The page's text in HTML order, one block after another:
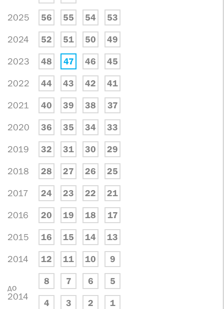
2025 56 55 54 53
2024 52 51 50 49
2023 48 47 46 45
2022 44 43 42 41
2021 40 39 38 37
2020 36 35 34 33
2019 32 31 30 29
2018 28 27 26 25
2017 24 23 22 21
2016 20 19 18 17
2015 16 15 14 13
2014 12 11 10 9
до
2014
8 7 6 5
4 3 2 1